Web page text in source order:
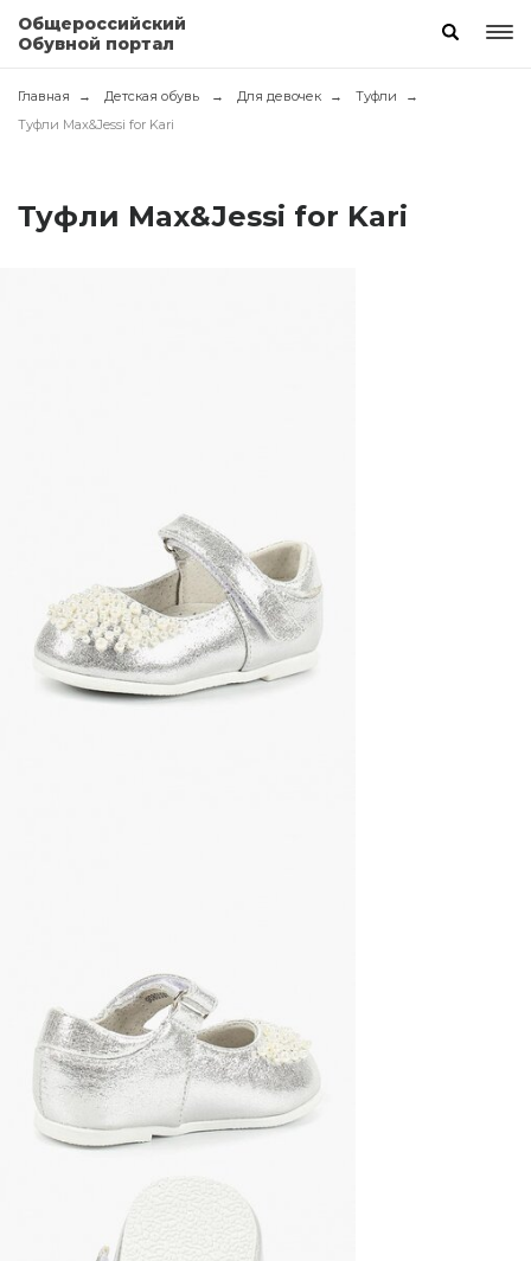
Общероссийский
Обувной портал
Главная Детская обувь Для девочек
Туфли
Туфли Max&Jessi for Kari
Туфли Max&Jessi for Kari